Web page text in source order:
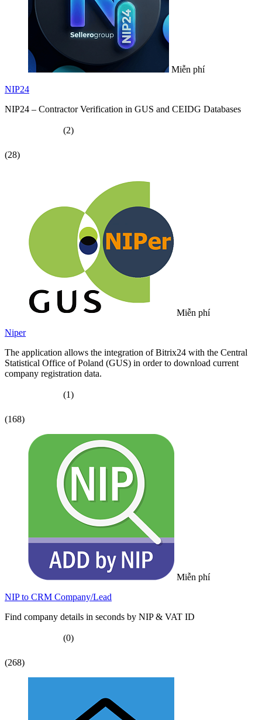
Miễn phí
NIP24
NIP24 – Contractor Verification in GUS and CEIDG Databases
(2)
(28)
Miễn phí
Niper
The application allows the integration of Bitrix24 with the Central
Statistical Office of Poland (GUS) in order to download current
company registration data.
(1)
(168)
Miễn phí
NIP to CRM Company/Lead
Find company details in seconds by NIP & VAT ID
(0)
(268)